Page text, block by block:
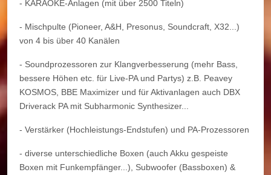
- KARAOKE-Anlagen (mit über 2500 Titeln)
- Mischpulte (Pioneer, A&H, Presonus, Soundcraft, X32...)
von 4 bis über 40 Kanälen
- Soundprozessoren zur Klangverbesserung (mehr Bass,
bessere Höhen etc. für Live-PA und Partys) z.B. Peavey
KOSMOS, BBE Maximizer und für Aktivanlagen auch DBX
Driverack PA mit Subharmonic Synthesizer...
- Verstärker (Hochleistungs-Endstufen) und PA-Prozessoren
- diverse unterschiedliche Boxen (auch Akku gespeiste
Boxen mit Funkempfänger...), Subwoofer (Bassboxen) &